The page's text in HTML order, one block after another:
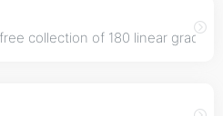
collection of 180 linear